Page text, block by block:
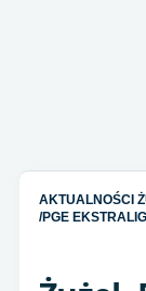
AKTUALNOŚCI
/PGE